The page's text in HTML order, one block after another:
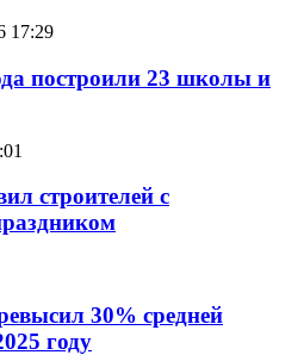
17:29
построили 23 школы и
строителей с
30% средней
году